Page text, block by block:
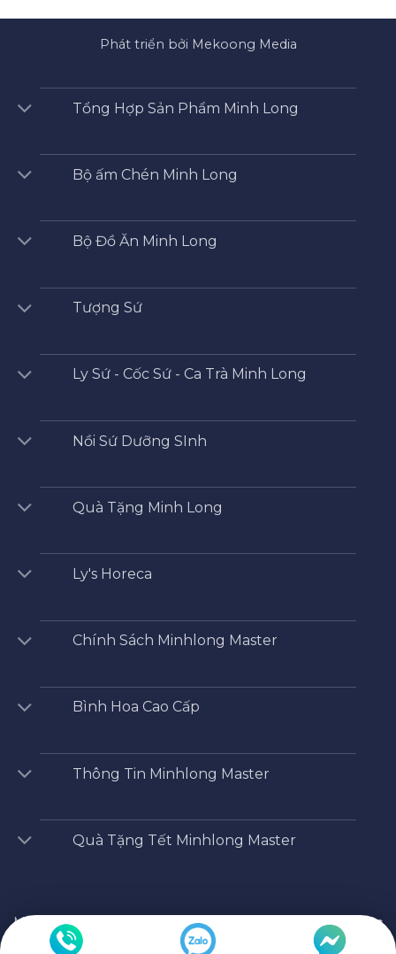
Phát triển bởi Mekoong Media
Tổng Hợp Sản Phẩm Minh Long
Bộ ấm Chén Minh Long
Bộ Đồ Ăn Minh Long
Tượng Sứ
Ly Sứ - Cốc Sứ - Ca Trà Minh Long
Nồi Sứ Dưỡng SInh
Quà Tặng Minh Long
Ly's Horeca
Chính Sách Minhlong Master
Bình Hoa Cao Cấp
Thông Tin Minhlong Master
Quà Tặng Tết Minhlong Master
Minhlong Master Phụ kiện bộ đồ ăn
Bình nước
tương – Jasmine